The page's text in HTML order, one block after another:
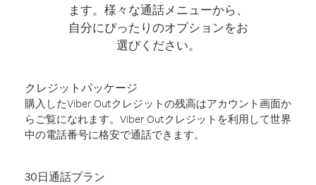
ます。様々な通話メニューから、
自分にぴったりのオプションをお
選びください。
クレジットパッケージ
購入したViber Outクレジットの残高はアカウント画面か
らご覧になれます。Viber Outクレジットを利用して世界
中の電話番号に格安で通話できます。
30日通話プラン